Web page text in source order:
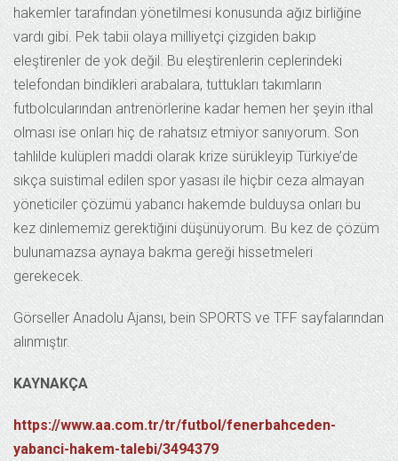
hakemler tarafından yönetilmesi konusunda ağız birliğine
vardı gibi. Pek tabii olaya milliyetçi çizgiden bakıp
eleştirenler de yok değil. Bu eleştirenlerin ceplerindeki
telefondan bindikleri arabalara, tuttukları takımların
futbolcularından antrenörlerine kadar hemen her şeyin ithal
olması ise onları hiç de rahatsız etmiyor sanıyorum. Son
tahlilde kulüpleri maddi olarak krize sürükleyip Türkiye’de
sıkça suistimal edilen spor yasası ile hiçbir ceza almayan
yöneticiler çözümü yabancı hakemde bulduysa onları bu
kez dinlememiz gerektiğini düşünüyorum. Bu kez de çözüm
bulunamazsa aynaya bakma gereği hissetmeleri
gerekecek.
Görseller Anadolu Ajansı, bein SPORTS ve TFF sayfalarından
alınmıştır.
KAYNAKÇA
https://www.aa.com.tr/tr/futbol/fenerbahceden-
yabanci-hakem-talebi/3494379